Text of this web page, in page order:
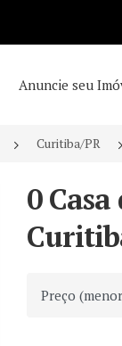
Anuncie seu
Curitiba/PR
0
Ordenar por